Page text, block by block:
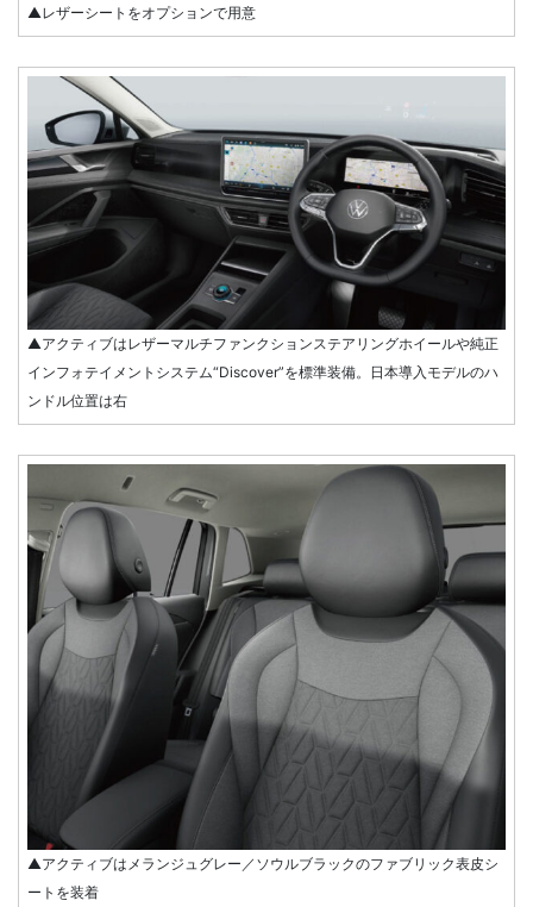
▲レザーシートをオプションで用意
▲アクティブはレザーマルチファンクションステアリングホイールや純正
インフォテイメントシステム“Discover”を標準装備。日本導入モデルのハ
ンドル位置は右
▲アクティブはメランジュグレー／ソウルブラックのファブリック表皮シ
ートを装着